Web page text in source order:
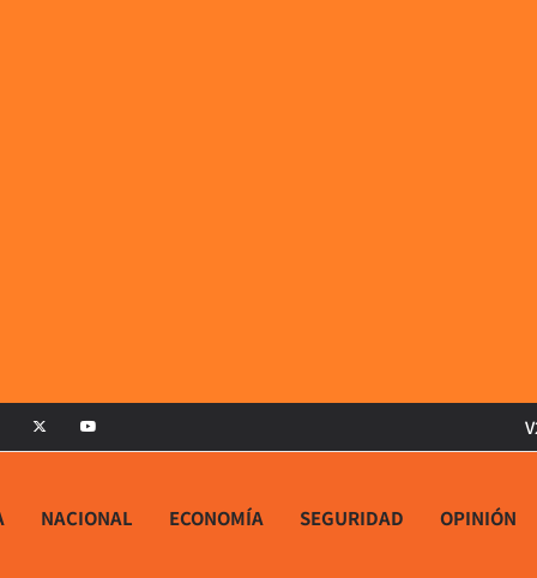
NACIONAL ECONOMÍA SEGURIDAD OPINIÓN